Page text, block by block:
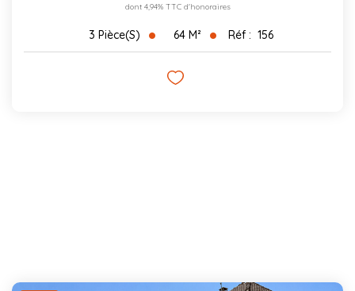
dont 4,94% TTC d'honoraires
3 Pièce(s) 64 M² Réf : 156